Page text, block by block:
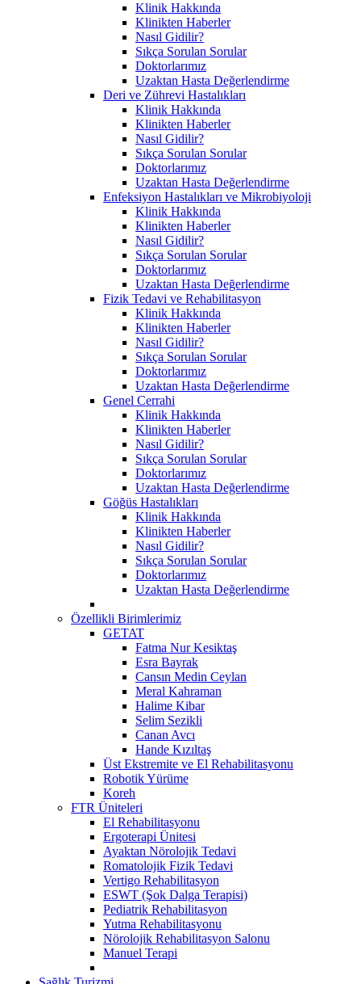
Klinik Hakkında
Klinikten Haberler
Nasıl Gidilir?
Sıkça Sorulan Sorular
Doktorlarımız
Uzaktan Hasta Değerlendirme
Deri ve Zührevi Hastalıkları
Klinik Hakkında
Klinikten Haberler
Nasıl Gidilir?
Sıkça Sorulan Sorular
Doktorlarımız
Uzaktan Hasta Değerlendirme
Enfeksiyon Hastalıkları ve Mikrobiyoloji
Klinik Hakkında
Klinikten Haberler
Nasıl Gidilir?
Sıkça Sorulan Sorular
Doktorlarımız
Uzaktan Hasta Değerlendirme
Fizik Tedavi ve Rehabilitasyon
Klinik Hakkında
Klinikten Haberler
Nasıl Gidilir?
Sıkça Sorulan Sorular
Doktorlarımız
Uzaktan Hasta Değerlendirme
Genel Cerrahi
Klinik Hakkında
Klinikten Haberler
Nasıl Gidilir?
Sıkça Sorulan Sorular
Doktorlarımız
Uzaktan Hasta Değerlendirme
Göğüs Hastalıkları
Klinik Hakkında
Klinikten Haberler
Nasıl Gidilir?
Sıkça Sorulan Sorular
Doktorlarımız
Uzaktan Hasta Değerlendirme
Özellikli Birimlerimiz
GETAT
Fatma Nur Kesiktaş
Esra Bayrak
Cansın Medin Ceylan
Meral Kahraman
Halime Kibar
Selim Sezikli
Canan Avcı
Hande Kızıltaş
Üst Ekstremite ve El Rehabilitasyonu
Robotik Yürüme
Koreh
FTR Üniteleri
El Rehabilitasyonu
Ergoterapi Ünitesi
Ayaktan Nörolojik Tedavi
Romatolojik Fizik Tedavi
Vertigo Rehabilitasyon
ESWT (Şok Dalga Terapisi)
Pediatrik Rehabilitasyon
Yutma Rehabilitasyonu
Nörolojik Rehabilitasyon Salonu
Manuel Terapi